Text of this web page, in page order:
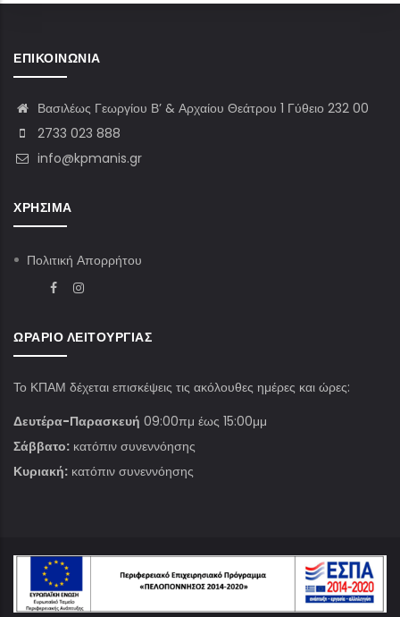
ΕΠΙΚΟΙΝΩΝΊΑ
Βασιλέως Γεωργίου Β’ & Αρχαίου Θεάτρου 1 Γύθειο 232 00
2733 023 888
info@kpmanis.gr
ΧΡΉΣΙΜΑ
Πολιτική Απορρήτου
ΩΡΆΡΙΟ ΛΕΙΤΟΥΡΓΊΑΣ
Το ΚΠΑΜ δέχεται επισκέψεις τις ακόλουθες ημέρες και ώρες:
Δευτέρα-Παρασκευή 09:00πμ έως 15:00μμ
Σάββατο: κατόπιν συνεννόησης
Κυριακή: κατόπιν συνεννόησης